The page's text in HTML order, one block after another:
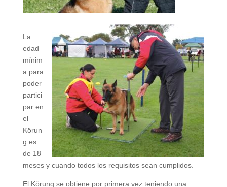
La
edad
mínim
a para
poder
partici
par en
el
Körun
g es
de 18
meses y cuando todos los requisitos sean cumplidos.
El Körung se obtiene por primera vez teniendo una